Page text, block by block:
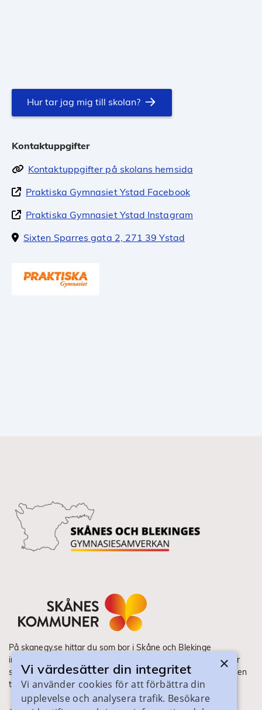
Hur tar jag mig till skolan?
Kontaktuppgifter
Kontaktuppgifter på skolans hemsida
Praktiska Gymnasiet Ystad Facebook
Praktiska Gymnasiet Ystad Instagram
Sixten Sparres gata 2, 271 39 Ystad
På skanegy.se hittar du som bor i Skåne och Blekinge
information om ditt gymnasieval. Här ser du vilka utbildningar
som finns och hur ansökan och antagning går till. Webbplatsen
tillhandahålls av Skånes Kommuner.
×
Vi värdesätter din integritet
Vi använder cookies för att förbättra din
upplevelse och analysera trafik. Besökare